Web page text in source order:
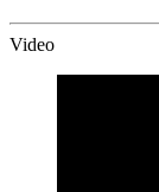
Video